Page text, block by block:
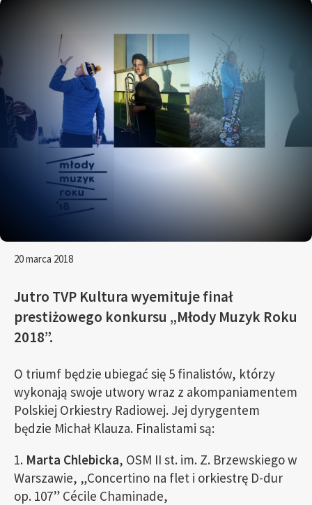
20 marca 2018
Jutro TVP Kultura wyemituje finał
prestiżowego konkursu „Młody Muzyk Roku
2018”.
O triumf będzie ubiegać się 5 finalistów, którzy
wykonają swoje utwory wraz z akompaniamentem
Polskiej Orkiestry Radiowej. Jej dyrygentem
będzie Michał Klauza. Finalistami są:
1. Marta Chlebicka, OSM II st. im. Z. Brzewskiego w
Warszawie, „Concertino na flet i orkiestrę D-dur
op. 107” Cécile Chaminade,